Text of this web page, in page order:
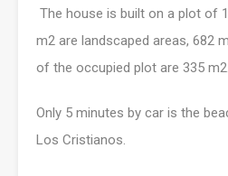
The house is built on a plot of
m2 are landscaped areas, 682
of the occupied plot are 335 m2.
Only 5 minutes by car is the
Los Cristianos.